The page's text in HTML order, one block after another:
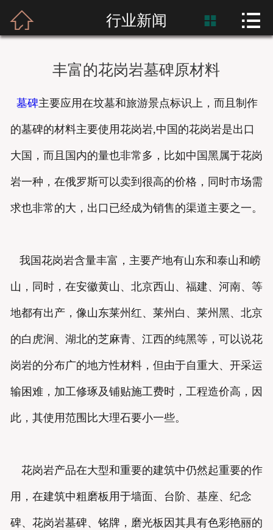
首页
新闻资讯
工程案例
 行业新闻  
丰富的花岗岩墓碑原材料
墓碑主要应用在坟墓和旅游景点标识上，而且制作
的墓碑的材料主要使用花岗岩,中国的花岗岩是出口
大国，而且国内的量也非常多，比如中国黑属于花岗
岩一种，在俄罗斯可以卖到很高的价格，同时市场需
求也非常的大，出口已经成为销售的渠道主要之一。
我国花岗岩含量丰富，主要产地有山东和泰山和崂
山，同时，在安徽黄山、北京西山、福建、河南、等
地都有出产，像山东莱州红、莱州白、莱州黑、北京
的白虎涧、湖北的芝麻青、江西的纯黑等，可以说花
岗岩的分布广的地方性材料，但由于自重大、开采运
输困难，加工修琢及铺贴施工费时，工程造价高，因
此，其使用范围比大理石要小一些。
花岗岩产品在大型和重要的建筑中仍然起重要的作
用，在建筑中粗磨板用于墙面、台阶、基座、纪念
碑、花岗岩墓碑、铭牌，磨光板因其具有色彩艳丽的